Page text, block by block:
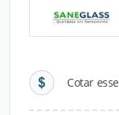
Cotar
Descrição do